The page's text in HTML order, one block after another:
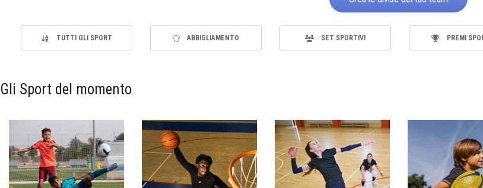
TUTTI GLI SPORT ABBIGLIAMENTO SET SPORTIVI PREMI
Gli Sport del momento